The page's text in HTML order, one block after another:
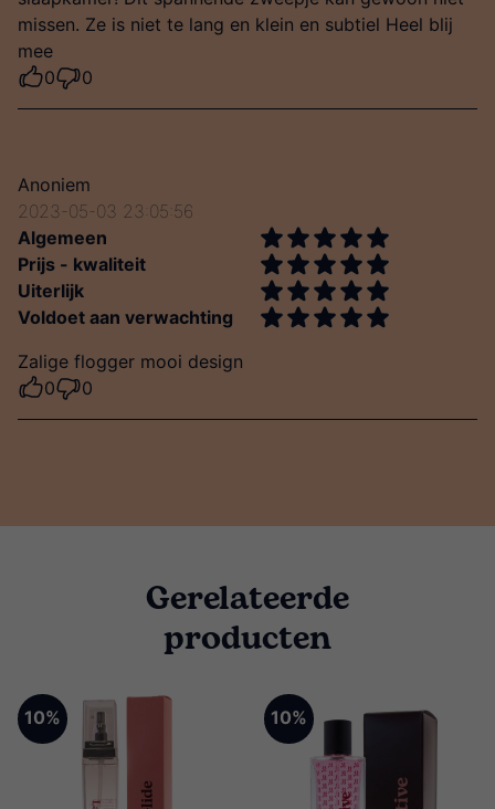
missen. Ze is niet te lang en klein en subtiel Heel blij
mee
0
0
Anoniem
2023-05-03 23:05:56
Algemeen
Prijs - kwaliteit
Uiterlijk
Voldoet aan verwachting
Zalige flogger mooi design
0
0
Gerelateerde
producten
10% 10%